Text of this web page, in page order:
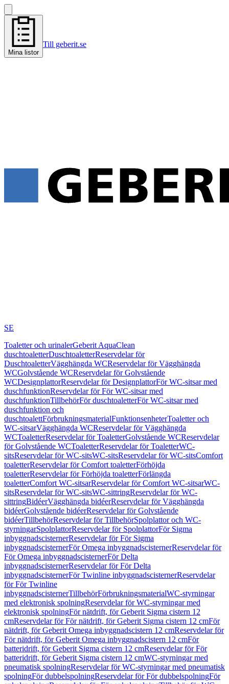
Mina listor
Till geberit.se
SE
Toaletter och urinalerGeberit AquaClean
duschtoaletterDuschtoaletterReservdelar för
DuschtoaletterVägghängda WCReservdelar för Vägghängda
WCGolvstående WCReservdelar för Golvstående
WCDesignplattorReservdelar för DesignplattorFör WC-sitsar med
duschfunktionReservdelar för För WC-sitsar med
duschfunktionTillbehörFör duschtoaletterFör WC-sitsar med
duschfunktion och
duschtoalettFörbrukningsmaterialFunktionsenheterToaletter och
WC-sitsarVägghängda WCReservdelar för Vägghängda
WCToaletterReservdelar för ToaletterGolvstående WCReservdelar
för Golvstående WCToaletterReservdelar för ToaletterWC-
sitsReservdelar för WC-sitsWC-sitsReservdelar för WC-sitsComfort
toaletterReservdelar för Comfort toaletterFörhöjda
toaletterReservdelar för Förhöjda toaletterFörlängda
toaletterComfort WC-sitsarReservdelar för Comfort WC-sitsarWC-
sitsReservdelar för WC-sitsWC-sittringReservdelar för WC-
sittringBidéerVägghängda bidéerReservdelar för Vägghängda
bidéerGolvstående bidéerReservdelar för Golvstående
bidéerTillbehörReservdelar för TillbehörSpolplattor och WC-
styrningarSpolplattorReservdelar för SpolplattorFör Sigma
inbyggnadscisternerReservdelar för För Sigma
inbyggnadscisternerFör Omega inbyggnadscisternerReservdelar för
För Omega inbyggnadscisternerFör Delta
inbyggnadscisternerReservdelar för För Delta
inbyggnadscisternerFör Twinline inbyggnadscisternerReservdelar
för För Twinline
inbyggnadscisternerTillbehörFörbrukningsmaterialWC-styrningar
med elektronisk spolningReservdelar för WC-styrningar med
elektronisk spolningFör nätdrift, för Geberit Sigma cistern 12
cmReservdelar för För nätdrift, för Geberit Sigma cistern 12 cmFör
nätdrift, för Geberit Omega inbyggnadscistern 12 cmReservdelar för
För nätdrift, för Geberit Omega inbyggnadscistern 12 cmFör
batteridrift, för Geberit Sigma cistern 12 cmReservdelar för För
batteridrift, för Geberit Sigma cistern 12 cmWC-styrningar med
pneumatisk spolningReservdelar för WC-styrningar med pneumatisk
spolningFör dubbelspolningReservdelar för För dubbelspolningFör